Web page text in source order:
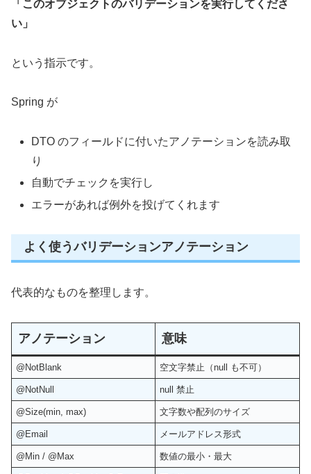
「このオブジェクトのバリデーションを実行してくださ
い」
という指示です。
Spring が
DTO のフィールドに付いたアノテーションを読み取
り
自動でチェックを実行し
エラーがあれば例外を投げてくれます
よく使うバリデーションアノテーション
代表的なものを整理します。
アノテーション 意味
@NotBlank 空文字禁止（null も不可）
@NotNull null 禁止
@Size(min, max) 文字数や配列のサイズ
@Email メールアドレス形式
@Min / @Max 数値の最小・最大